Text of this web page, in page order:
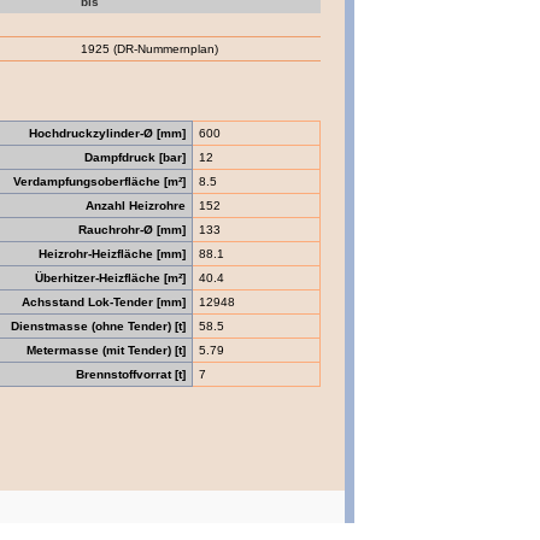
1925 (DR-Nummernplan)
Hochdruckzylinder-Ø [mm]
600
Dampfdruck [bar]
12
Verdampfungsoberfläche [m²]
8.5
Anzahl Heizrohre
152
Rauchrohr-Ø [mm]
133
Heizrohr-Heizfläche [mm]
88.1
Überhitzer-Heizfläche [m²]
40.4
Achsstand Lok-Tender [mm]
12948
Dienstmasse (ohne Tender) [t]
58.5
Metermasse (mit Tender) [t]
5.79
Brennstoffvorrat [t]
7